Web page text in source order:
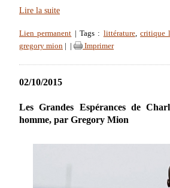
Lire la suite
Lien permanent | Tags : littérature,critique
gregory mion
Imprimer
02/10/2015
Les Grandes Espérances de
homme, par Gregory Mion